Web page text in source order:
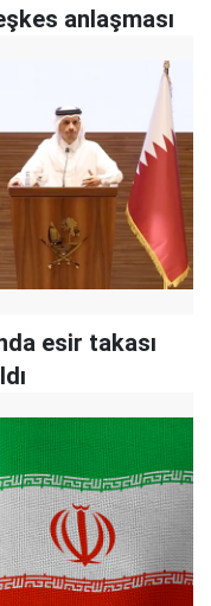
anlaşması
esir takası